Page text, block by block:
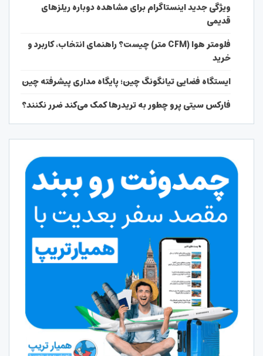
ویژگی جدید اینستاگرام برای مشاهده دوباره ریلزهای
قدیمی
فلومتر هوا (CFM متر) چیست؟ راهنمای انتخاب، کاربرد و
خرید
ایستگاه فضایی تیانگونگ چین؛ پایگاه مداری پیشرفته چین
فارکس سیتی پرو چطور به تریدرها کمک می‌کند ضرر نکنند؟